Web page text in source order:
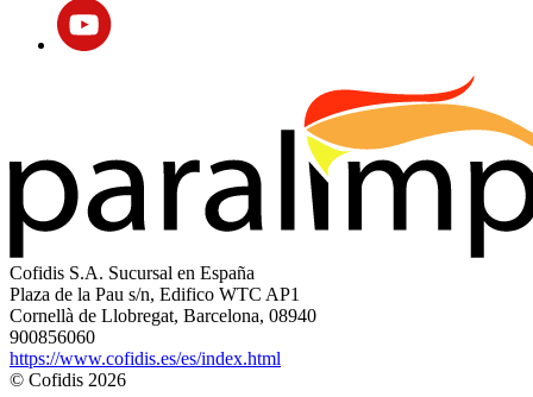
Cofidis S.A. Sucursal en España
Plaza de la Pau s/n, Edifico WTC AP1
Cornellà de Llobregat, Barcelona, 08940
900856060
https://www.cofidis.es/es/index.html
© Cofidis 2026